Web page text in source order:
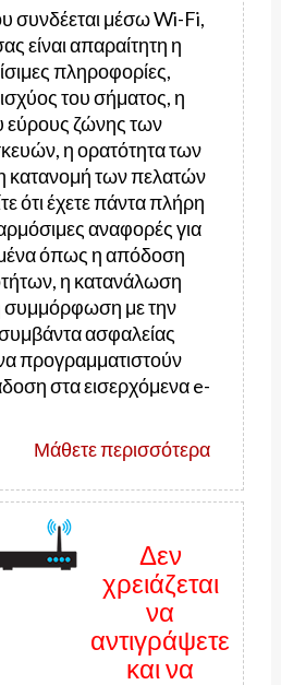
συνδέεται μέσω Wi-Fi,
είναι απαραίτητη η
πληροφορίες,
του σήματος, η
εύρους ζώνης των
η ορατότητα των
κατανομή των πελατών
ότι έχετε πάντα πλήρη
αναφορές για
όπως η απόδοση
η κατανάλωση
συμμόρφωση με την
ασφαλείας
προγραμματιστούν
στα εισερχόμενα e-
Μάθετε περισσότερα
Δεν
χρειάζεται
να
αντιγράψετε
και να